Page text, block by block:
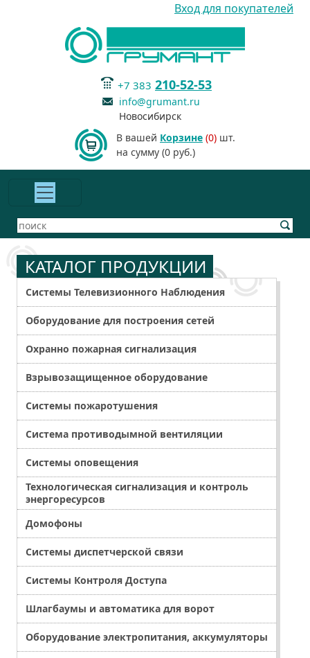
Вход для покупателей
+7 383 210-52-53
info@grumant.ru
Новосибирск
В вашей Корзине (0) шт.
на сумму (0 руб.)
КАТАЛОГ ПРОДУКЦИИ
Системы Телевизионного Наблюдения
Оборудование для построения сетей
Охранно пожарная сигнализация
Взрывозащищенное оборудование
Системы пожаротушения
Система противодымной вентиляции
Системы оповещения
Технологическая сигнализация и контроль
энергоресурсов
Домофоны
Системы диспетчерской связи
Системы Контроля Доступа
Шлагбаумы и автоматика для ворот
Оборудование электропитания, аккумуляторы